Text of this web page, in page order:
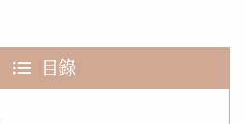
目錄